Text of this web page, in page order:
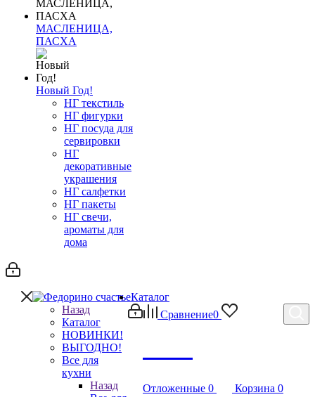
МАСЛЕНИЦА,
ПАСХА
Новый Год!
НГ текстиль
НГ фигурки
НГ посуда для
сервировки
НГ
декоративные
украшения
НГ салфетки
НГ пакеты
НГ свечи,
ароматы для
дома
Сравнение0
Отложенные 0 Корзина 0
Каталог
Назад
Каталог
НОВИНКИ!
ВЫГОДНО!
Все для
кухни
Назад